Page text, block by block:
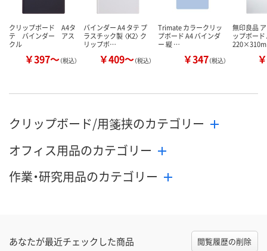
クリップボード A4タ
テ バインダー アス
クル
￥397～（税込）
バインダー A4 タテ プ
ラスチック製 〈K2〉 ク
リップボ…
￥409～（税込）
Trimate カラークリッ
プボード A4 バインダ
ー 縦 …
￥347（税込）
無印良品
ップボード
クリップボード/用箋挟のカテゴリー
オフィス用品のカテゴリー
作業・研究用品のカテゴリー
あなたが最近チェックした商品 閲覧履歴の削除